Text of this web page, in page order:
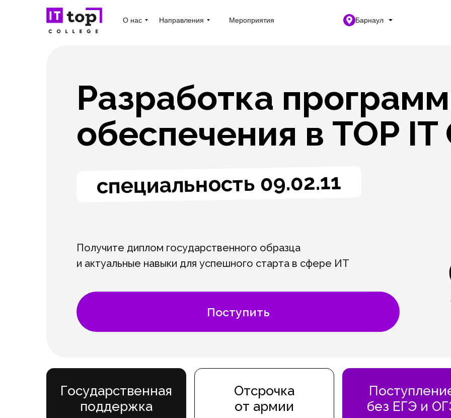
Барнаул
О нас Направления Мероприятия
специальность 09.02.11
Получите диплом государственного образца
и актуальные навыки для успешного старта в сфере ИТ
Разработка
обеспечения в TOP
Поступить
Отсрочка
от армии
Государственная
поддержка
без ЕГЭ и